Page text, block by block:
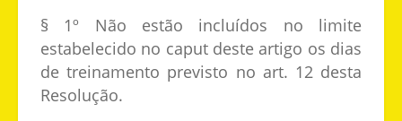
§ 1º Não estão incluídos no limite
estabelecido no caput deste artigo os dias
de treinamento previsto no art. 12 desta
Resolução.